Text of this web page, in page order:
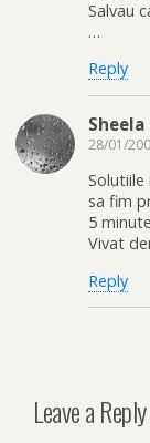
Salvau
…
Reply
Sheela
28/01/
Solutiile
sa fim
5
Vivat
Reply
Leave a Reply